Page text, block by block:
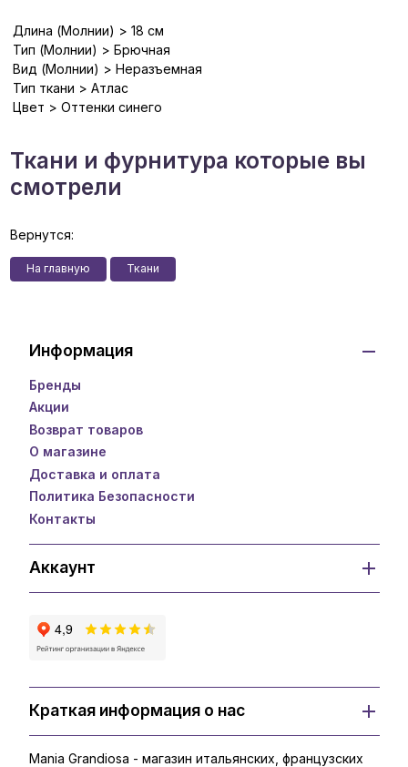
Длина (Молнии) > 18 см
Тип (Молнии) > Брючная
Вид (Молнии) > Неразъемная
Тип ткани > Атлас
Цвет > Оттенки синего
Ткани и фурнитура которые вы
смотрели
Вернутся:
На главную Ткани
Информация
Бренды
Акции
Возврат товаров
О магазине
Доставка и оплата
Политика Безопасности
Контакты
Аккаунт
Краткая информация о нас
Mania Grandiosa - магазин итальянских, французских